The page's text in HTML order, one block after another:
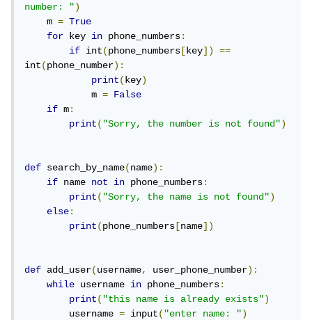
number: ")
    m
=
True
for key in phone_numbers:
if int(phone_numbers[key])
==
int(phone_number):
print(key)
            m
=
False
if m:
print("Sorry, the number is not found")
def search_by_name(name):
if name not in phone_numbers:
print("Sorry, the name is not found")
else:
print(phone_numbers[name])
def add_user(username, user_phone_number):
while username in phone_numbers:
print("this name is already exists")
        username
= input("enter name: ")